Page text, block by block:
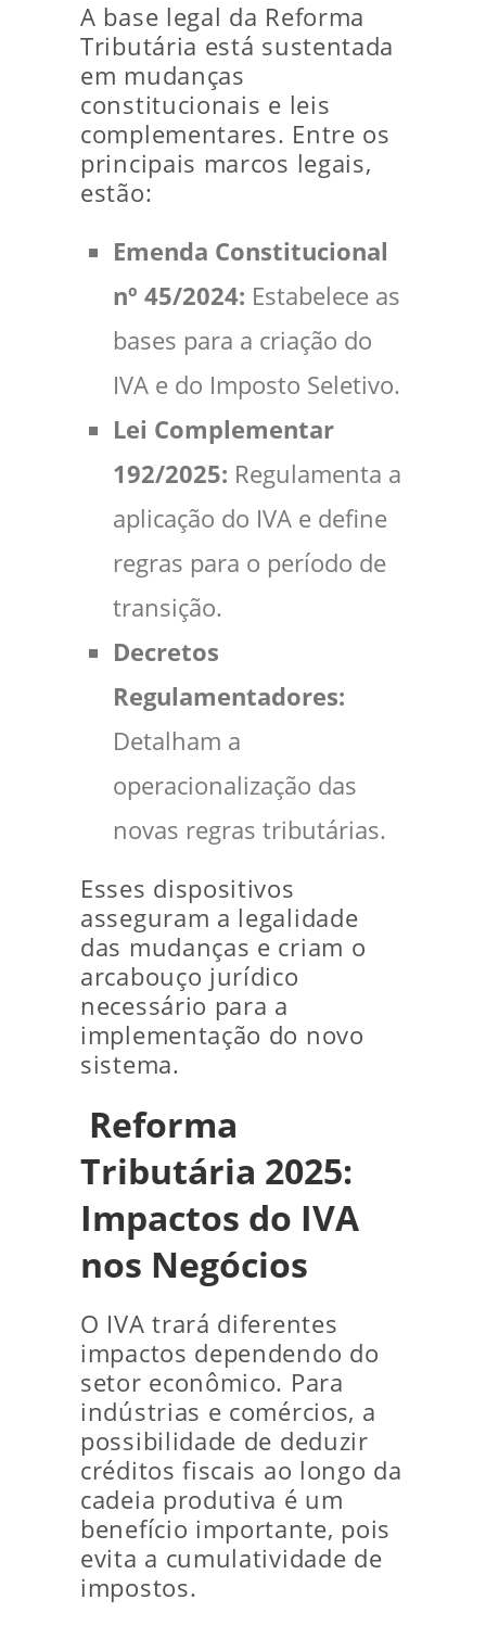
A base legal da Reforma
Tributária está sustentada
em mudanças
constitucionais e leis
complementares. Entre os
principais marcos legais,
estão:
Emenda Constitucional
nº 45/2024: Estabelece as
bases para a criação do
IVA e do Imposto Seletivo.
Lei Complementar
192/2025: Regulamenta a
aplicação do IVA e define
regras para o período de
transição.
Decretos
Regulamentadores:
Detalham a
operacionalização das
novas regras tributárias.
Esses dispositivos
asseguram a legalidade
das mudanças e criam o
arcabouço jurídico
necessário para a
implementação do novo
sistema.
Reforma
Tributária 2025:
Impactos do IVA
nos Negócios
O IVA trará diferentes
impactos dependendo do
setor econômico. Para
indústrias e comércios, a
possibilidade de deduzir
créditos fiscais ao longo da
cadeia produtiva é um
benefício importante, pois
evita a cumulatividade de
impostos.